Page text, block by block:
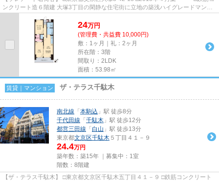
ンクリート造６階建 大塚3丁目の閑静な住宅街に立地の築浅ハイグレードマンシ
ョンのご紹介です。 近隣は緑...
24万円
(管理費・共益費 10,000円)
敷：1ヶ月｜礼：2ヶ月
所在階：3階
間取り：2LDK
面積：53.98㎡
賃貸｜マンション ザ・テラス千駄木
南北線 「 本駒込 」駅 徒歩8分
千代田線 「 千駄木 」駅 徒歩12分
都営三田線 「 白山 」駅 徒歩13分
東京都文京区千駄木 ５丁目４１－９
24.4万円
築年数：築15年 ｜募集中： 1室
階数：8階建
【ザ・テラス千駄木】 □東京都文京区千駄木五丁目４１－９ □鉄筋コンクリート